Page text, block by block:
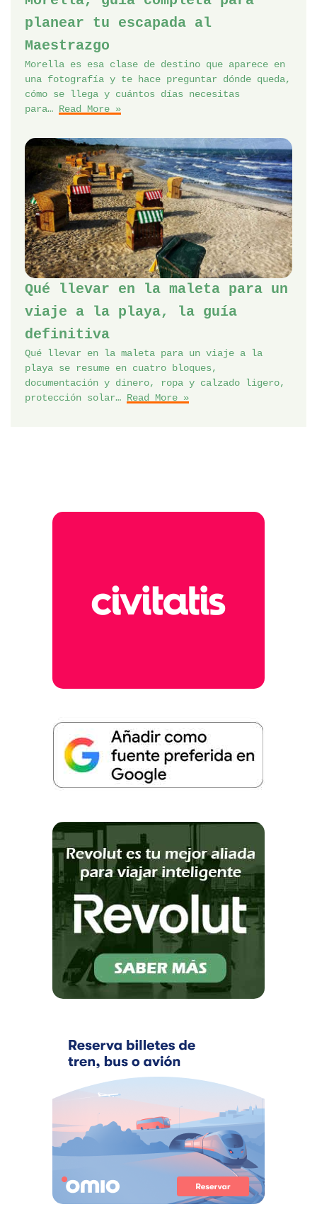
planear tu escapada al
Maestrazgo
Morella es esa clase de destino que aparece en
una fotografía y te hace preguntar dónde queda,
cómo se llega y cuántos días necesitas
para… Read More »
Qué llevar en la maleta para un
viaje a la playa, la guía
definitiva
Qué llevar en la maleta para un viaje a la
playa se resume en cuatro bloques,
documentación y dinero, ropa y calzado ligero,
protección solar… Read More »